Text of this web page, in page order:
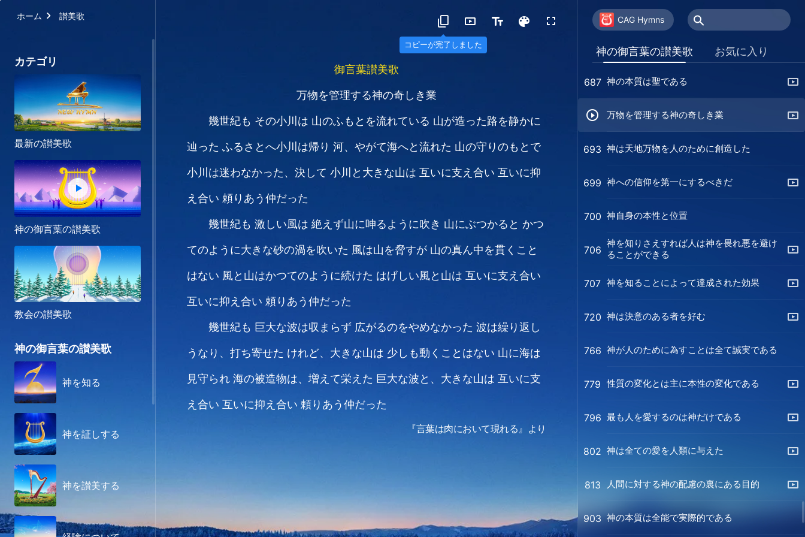
ホーム 讃美歌
コピーが完了しました
カテゴリ
最新の讃美歌
神の御言葉の讃美歌
教会の讃美歌
神の御言葉の讃美歌
神を知る
神を証しする
神を讃美する
御言葉讃美歌
万物を管理する神の奇しき業
幾世紀も その小川は 山のふもとを流れている 山が造った路を静かに
辿った ふるさとへ小川は帰り 河、やがて海へと流れた 山の守りのもとで
小川は迷わなかった、決して 小川と大きな山は 互いに支え合い 互いに抑
え合い 頼りあう仲だった
幾世紀も 激しい風は 絶えず山に呻るように吹き 山にぶつかると かつ
てのように大きな砂の渦を吹いた 風は山を脅すが 山の真ん中を貫くこと
はない 風と山はかつてのように続けた はげしい風と山は 互いに支え合い
互いに抑え合い 頼りあう仲だった
幾世紀も 巨大な波は収まらず 広がるのをやめなかった 波は繰り返し
うなり、打ち寄せた けれど、大きな山は 少しも動くことはない 山に海は
見守られ 海の被造物は、増えて栄えた 巨大な波と、大きな山は 互いに支
え合い 互いに抑え合い 頼りあう仲だった
『言葉は肉において現れる』より
CAG Hymns
神の御言葉の讃美歌 お気に入り
668 神の権威はいたるところにある
686 人を救う神の意図は変わることがない
687 神の本質は聖である
万物を管理する神の奇しき業
693 神は天地万物を人のために創造した
699 神への信仰を第一にするべきだ
700 神自身の本性と位置
706
神を知りさえすれば人は神を畏れ悪を避け
ることができる
707 神を知ることによって達成された効果
720 神は決意のある者を好む
766 神が人のために為すことは全て誠実である
779 性質の変化とは主に本性の変化である
796 最も人を愛するのは神だけである
802 神は全ての愛を人類に与えた
813 人間に対する神の配慮の裏にある目的
903 神の本質は全能で実際的である